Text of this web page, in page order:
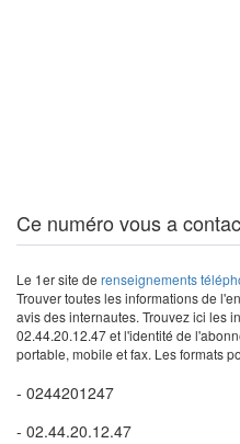
Ce numéro vous a
Le 1er site de renseignements
Trouver toutes les informations de
avis des internautes. Trouvez ici les
02.44.20.12.47 et l'identité de
portable, mobile et fax. Les formats
- 0244201247
- 02.44.20.12.47